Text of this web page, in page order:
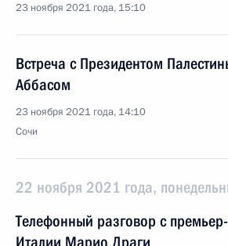
23 ноября 2021 года, 15:10
Встреча с Президентом
Аббасом
23 ноября 2021 года, 14:10
Сочи
22 ноября 2021 года,
Телефонный разговор с
Италии Марио Драги